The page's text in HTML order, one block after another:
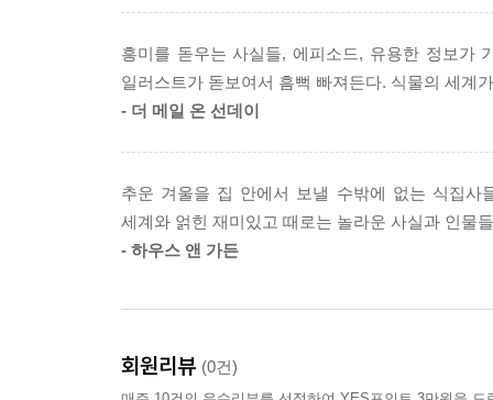
이 책은 6장으로 구성되어 있으며 각각 식물학, 원
1장 아름다운 식물학: 식물의 갖가지 모습을 살펴
꽃다발에 담긴 비밀스러운 의미 등을 담고 있다.
2장 흥미진진한 원예 세계: 정원에 관한 실용
소개하고, 화단 식재 방법과 텃밭 가꾸는 법, 각종
3장 경이로운 생태계의 현장: 정교한 서식지와
바꾸는 게릴라 가드닝, 작지만 깊은 가르침을 주
흥미를 돋우는 사실들, 에피소드, 유용한 정보가
일러스트가 돋보여서 흠뻑 빠져든다. 식물의 세계
- 더 메일 온 선데이
추운 겨울을 집 안에서 보낼 수밖에 없는 식집
세계와 얽힌 재미있고 때로는 놀라운 사실과 인물
- 하우스 앤 가든
회원리뷰 (0건)